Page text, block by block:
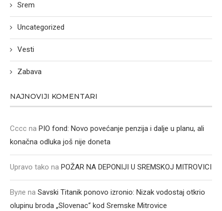
Srem
Uncategorized
Vesti
Zabava
NAJNOVIJI KOMENTARI
Cccc na PIO fond: Novo povećanje penzija i dalje u planu, ali
konačna odluka još nije doneta
Upravo tako na POŽAR NA DEPONIJI U SREMSKOJ MITROVICI
Вуле na Savski Titanik ponovo izronio: Nizak vodostaj otkrio
olupinu broda „Slovenac“ kod Sremske Mitrovice